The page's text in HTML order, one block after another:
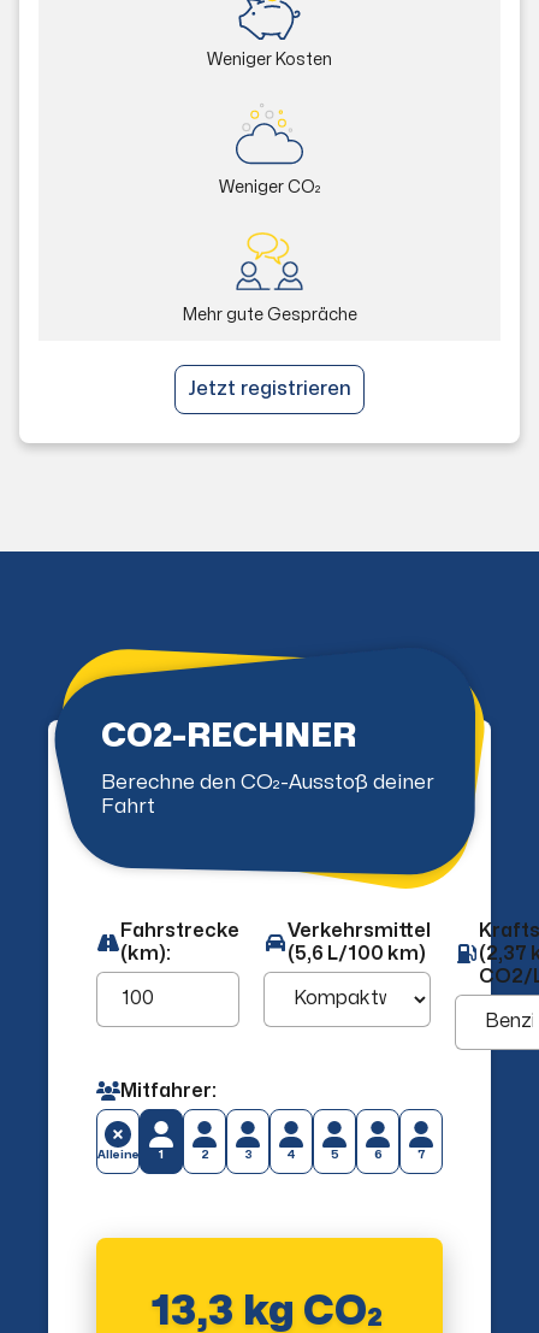
Weniger Kosten
Weniger CO₂
Mehr gute Gespräche
Jetzt registrieren
CO2-RECHNER
Berechne den CO₂-Ausstoß deiner
Fahrt
Fahrstrecke
(km):
Verkehrsmittel
(5,6 L/100 km)
(2,37
CO2/
Mitfahrer:
Alleine 1 2 3 4 5 6 7
13,3 kg CO₂